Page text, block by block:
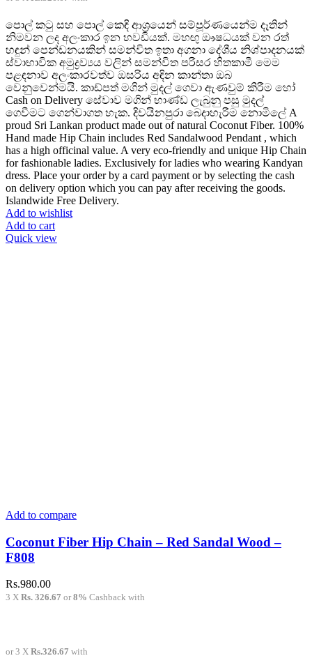
පොල් කටු සහ පොල් කෙඳි ආශ්‍රයෙන් සම්පූර්ණයෙන්ම දෑතින්
නිමවන ලද අලංකාර ඉන හවඩියක්. මහඟු ඖෂධයක් වන රත්
හඳුන් පෙන්ඩනයකින් සමන්විත ඉතා අගනා දේශීය නිශ්පාදනයක්
ස්වාභාවික අමුද්‍රව්‍යය වලින් සමන්විත පරිසර හිතකාමී මෙම
පළඳනාව අලංකාරවත්ව ඔසරිය අඳින කාන්තා ඔබ
වෙනුවෙන්මයි. කාඩ්පත් මගින් මුදල් ගෙවා ඇණවුම් කිරීම හෝ
Cash on Delivery සේවාව මගින් භාණ්ඩ ලැබුනු පසු මුදල්
ගෙවීමට ගෙන්වාගත හැක. දිවයිනපුරා බෙදාහැරීම නොමිලේ A
proud Sri Lankan product made out of natural Coconut Fiber. 100%
Hand made Hip Chain includes Red Sandalwood Pendant , which
has a high officinal value. A very eco-friendly and unique Hip Chain
for fashionable ladies. Exclusively for ladies who wearing Kandyan
dress. Place your order by a card payment or by selecting the cash
on delivery option which you can pay after receiving the goods.
Islandwide Free Delivery.
Add to wishlist
Add to cart
Quick view
Add to compare
Coconut Fiber Hip Chain – Red Sandal Wood –
F808
Rs.980.00
3 X Rs. 326.67 or8% Cashback with
or 3 X Rs.326.67 with